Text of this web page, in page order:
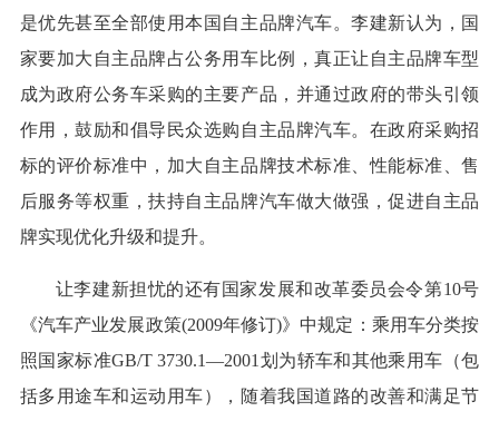
是优先甚至全部使用本国自主品牌汽车。李建新认为，国
家要加大自主品牌占公务用车比例，真正让自主品牌车型
成为政府公务车采购的主要产品，并通过政府的带头引领
作用，鼓励和倡导民众选购自主品牌汽车。在政府采购招
标的评价标准中，加大自主品牌技术标准、性能标准、售
后服务等权重，扶持自主品牌汽车做大做强，促进自主品
牌实现优化升级和提升。
让李建新担忧的还有国家发展和改革委员会令第10号
《汽车产业发展政策(2009年修订)》中规定：乘用车分类按
照国家标准GB/T 3730.1—2001划为轿车和其他乘用车（包
括多用途车和运动用车），随着我国道路的改善和满足节